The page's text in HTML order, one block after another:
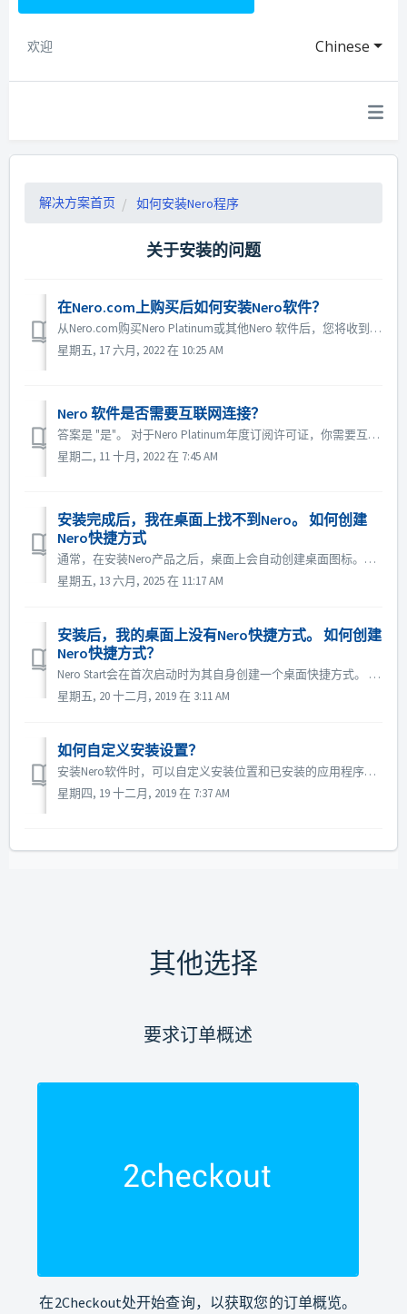
Chinese
欢迎
解决方案首页 如何安装Nero程序
关于安装的问题
在Nero.com上购买后如何安装Nero软件？
从Nero.com购买Nero Platinum或其他Nero 软件后，您将收到带有以下内容的订购信息电子邮件： 软件下载链接 您的Nero帐户的8位初始密码。 1.请将安装程序下载到本地PC。 2.打开将安装程序下载到的文件夹，双击NeroPlatinum.exe（或...
星期五, 17 六月, 2022 在 10:25 AM
Nero 软件是否需要互联网连接？
答案是 "是"。 对于Nero Platinum年度订阅许可证，你需要互联网和保持你的Nero账户始终处于登录状态，才能使用Nero Platinum。 对于Nero Platinum 2021终身版和更高版本的终身许可证（永久版），当Nero程序第一次运行时，需要连接互联网才能解...
星期二, 11 十月, 2022 在 7:45 AM
安装完成后，我在桌面上找不到Nero。 如何创建
Nero快捷方式
通常，在安装Nero产品之后，桌面上会自动创建桌面图标。如果桌面上没有Nero Start，可以使用以下两种方法创建桌面快捷方式： 方法A： 1：在屏幕左下角单击Windows 系统的开始菜单。 2：在Start 列表中找到Nero Start。 3：将程序图标拖到桌面上的任意...
星期五, 13 六月, 2025 在 11:17 AM
安装后，我的桌面上没有Nero快捷方式。 如何创建
Nero快捷方式？
Nero Start会在首次启动时为其自身创建一个桌面快捷方式。 请转到Windows的“开始”菜单> Nero> Nero Start来启动它。 然后，快捷方式应出现在桌面上。 如果没有快捷方式，请按照以下步骤操作： 请打开Windows资源管理器并浏览到安装文件夹，默认情况下，在64位...
星期五, 20 十二月, 2019 在 3:11 AM
如何自定义安装设置？
安装Nero软件时，可以自定义安装位置和已安装的应用程序。 如果您正在运行存根安装程序，则在EULA屏幕中，右上角有一个“设置”按钮。 单击它将打开“高级设置”。 您可以在此处自定义安装详细信息。 如果您使用的是离线安装程序，请在下面的屏幕中单击“安装设置”按钮，将打开设置对话框。 您可...
星期四, 19 十二月, 2019 在 7:37 AM
其他选择
要求订单概述
在2Checkout处开始查询，以获取您的订单概览。